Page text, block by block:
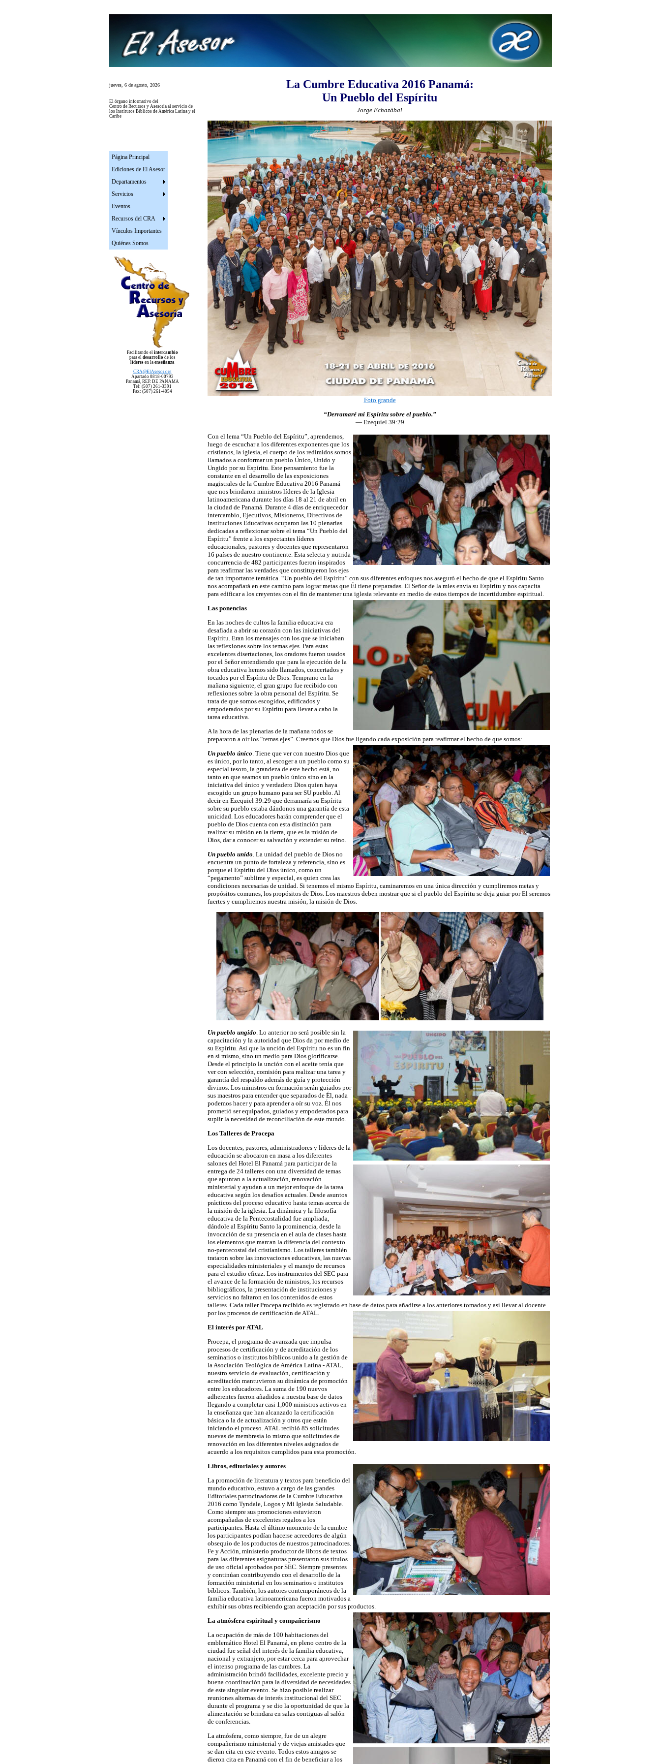
jueves, 6 de agosto, 2026
El órgano informativo del
Centro de Recursos y Asesoría al servicio de
los Institutos Bíblicos de América Latina y el
Caribe
Página Principal
Ediciones de El Asesor
Departamentos
Servicios
Eventos
Recursos del CRA
Vínculos Importantes
Quiénes Somos
Facilitando el intercambio
para el desarrollode los
líderesen la enseñanza
CRA@ElAsesor.org
Apartado 0818-00792
Panamá, REP. DE PANAMA
Tel: (507) 261-3391
Fax: (507) 261-4054
La Cumbre Educativa 2016 Panamá:
Un Pueblo del Espíritu
Jorge Echazábal
Foto grande
“Derramaré mi Espíritu sobre el pueblo.”
— Ezequiel 39:29
Con el lema “Un Pueblo del Espíritu”, aprendemos,
luego de escuchar a los diferentes exponentes que los
cristianos, la iglesia, el cuerpo de los redimidos somos
llamados a conformar un pueblo Único, Unido y
Ungido por su Espíritu. Este pensamiento fue la
constante en el desarrollo de las exposiciones
magistrales de la Cumbre Educativa 2016 Panamá
que nos brindaron ministros líderes de la Iglesia
latinoamericana durante los días 18 al 21 de abril en
la ciudad de Panamá. Durante 4 días de enriquecedor
intercambio, Ejecutivos, Misioneros, Directivos de
Instituciones Educativas ocuparon las 10 plenarias
dedicadas a reflexionar sobre el tema “Un Pueblo del
Espíritu” frente a los expectantes líderes
educacionales, pastores y docentes que representaron
16 países de nuestro continente. Esta selecta y nutrida
concurrencia de 482 participantes fueron inspirados
para reafirmar las verdades que constituyeron los ejes
de tan importante temática. “Un pueblo del Espíritu” con sus diferentes enfoques nos aseguró el hecho de que el Espíritu Santo
nos acompañará en este camino para lograr metas que Él tiene preparadas. El Señor de la mies envía su Espíritu y nos capacita
para edificar a los creyentes con el fin de mantener una iglesia relevante en medio de estos tiempos de incertidumbre espiritual.
Las ponencias
En las noches de cultos la familia educativa era
desafiada a abrir su corazón con las iniciativas del
Espíritu. Eran los mensajes con los que se iniciaban
las reflexiones sobre los temas ejes. Para estas
excelentes disertaciones, los oradores fueron usados
por el Señor entendiendo que para la ejecución de la
obra educativa hemos sido llamados, concertados y
tocados por el Espíritu de Dios. Temprano en la
mañana siguiente, el gran grupo fue recibido con
reflexiones sobre la obra personal del Espíritu. Se
trata de que somos escogidos, edificados y
empoderados por su Espíritu para llevar a cabo la
tarea educativa.
A la hora de las plenarias de la mañana todos se
prepararon a oír los “temas ejes”. Creemos que Dios fue ligando cada exposición para reafirmar el hecho de que somos:
Un pueblo único. Tiene que ver con nuestro Dios que
es único, por lo tanto, al escoger a un pueblo como su
especial tesoro, la grandeza de este hecho está, no
tanto en que seamos un pueblo único sino en la
iniciativa del único y verdadero Dios quien haya
escogido un grupo humano para ser SU pueblo. Al
decir en Ezequiel 39:29 que derramaría su Espíritu
sobre su pueblo estaba dándonos una garantía de esta
unicidad. Los educadores harán comprender que el
pueblo de Dios cuenta con esta distinción para
realizar su misión en la tierra, que es la misión de
Dios, dar a conocer su salvación y extender su reino.
Un pueblo unido. La unidad del pueblo de Dios no
encuentra un punto de fortaleza y referencia, sino es
porque el Espíritu del Dios único, como un
“pegamento” sublime y especial, es quien crea las
condiciones necesarias de unidad. Si tenemos el mismo Espíritu, caminaremos en una única dirección y cumpliremos metas y
propósitos comunes, los propósitos de Dios. Los maestros deben mostrar que si el pueblo del Espíritu se deja guiar por El seremos
fuertes y cumpliremos nuestra misión, la misión de Dios.
Un pueblo ungido. Lo anterior no será posible sin la
capacitación y la autoridad que Dios da por medio de
su Espíritu. Así que la unción del Espíritu no es un fin
en sí mismo, sino un medio para Dios glorificarse.
Desde el principio la unción con el aceite tenía que
ver con selección, comisión para realizar una tarea y
garantía del respaldo además de guía y protección
divinos. Los ministros en formación serán guiados por
sus maestros para entender que separados de Él, nada
podemos hacer y para aprender a oír su voz. Él nos
prometió ser equipados, guiados y empoderados para
suplir la necesidad de reconciliación de este mundo.
Los Talleres de Procepa
Los docentes, pastores, administradores y líderes de la
educación se abocaron en masa a los diferentes
salones del Hotel El Panamá para participar de la
entrega de 24 talleres con una diversidad de temas
que apuntan a la actualización, renovación
ministerial y ayudan a un mejor enfoque de la tarea
educativa según los desafíos actuales. Desde asuntos
prácticos del proceso educativo hasta temas acerca de
la misión de la iglesia. La dinámica y la filosofía
educativa de la Pentecostalidad fue ampliada,
dándole al Espíritu Santo la prominencia, desde la
invocación de su presencia en el aula de clases hasta
los elementos que marcan la diferencia del contexto
no-pentecostal del cristianismo. Los talleres también
trataron sobre las innovaciones educativas, las nuevas
especialidades ministeriales y el manejo de recursos
para el estudio eficaz. Los instrumentos del SEC para
el avance de la formación de ministros, los recursos
bibliográficos, la presentación de instituciones y
servicios no faltaron en los contenidos de estos
talleres. Cada taller Procepa recibido es registrado en base de datos para añadirse a los anteriores tomados y así llevar al docente
por los procesos de certificación de ATAL.
El interés por ATAL
Procepa, el programa de avanzada que impulsa
procesos de certificación y de acreditación de los
seminarios o institutos bíblicos unido a la gestión de
la Asociación Teológica de América Latina - ATAL,
nuestro servicio de evaluación, certificación y
acreditación mantuvieron su dinámica de promoción
entre los educadores. La suma de 190 nuevos
adherentes fueron añadidos a nuestra base de datos
llegando a completar casi 1,000 ministros activos en
la enseñanza que han alcanzado la certificación
básica o la de actualización y otros que están
iniciando el proceso. ATAL recibió 85 solicitudes
nuevas de membresía lo mismo que solicitudes de
renovación en los diferentes niveles asignados de
acuerdo a los requisitos cumplidos para esta promoción.
Libros, editoriales y autores
La promoción de literatura y textos para beneficio del
mundo educativo, estuvo a cargo de las grandes
Editoriales patrocinadoras de la Cumbre Educativa
2016 como Tyndale, Logos y Mi Iglesia Saludable.
Como siempre sus promociones estuvieron
acompañadas de excelentes regalos a los
participantes. Hasta el último momento de la cumbre
los participantes podían hacerse acreedores de algún
obsequio de los productos de nuestros patrocinadores.
Fe y Acción, ministerio productor de libros de textos
para las diferentes asignaturas presentaron sus títulos
de uso oficial aprobados por SEC. Siempre presentes
y continúan contribuyendo con el desarrollo de la
formación ministerial en los seminarios o institutos
bíblicos. También, los autores contemporáneos de la
familia educativa latinoamericana fueron motivados a
exhibir sus obras recibiendo gran aceptación por sus productos.
La atmósfera espiritual y compañerismo
La ocupación de más de 100 habitaciones del
emblemático Hotel El Panamá, en pleno centro de la
ciudad fue señal del interés de la familia educativa,
nacional y extranjero, por estar cerca para aprovechar
el intenso programa de las cumbres. La
administración brindó facilidades, excelente precio y
buena coordinación para la diversidad de necesidades
de este singular evento. Se hizo posible realizar
reuniones alternas de interés institucional del SEC
durante el programa y se dio la oportunidad de que la
alimentación se brindara en salas contiguas al salón
de conferencias.
La atmósfera, como siempre, fue de un alegre
compañerismo ministerial y de viejas amistades que
se dan cita en este evento. Todos estos amigos se
dieron cita en Panamá con el fin de beneficiar a los